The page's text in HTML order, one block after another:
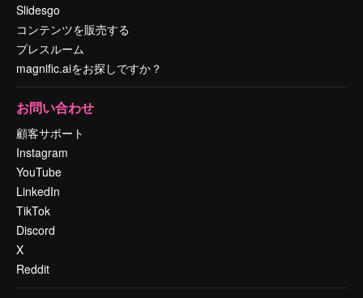
Slidesgo
コンテンツを販売する
プレスルーム
magnific.aiをお探しですか？
お問い合わせ
顧客サポート
Instagram
YouTube
LinkedIn
TikTok
Discord
X
Reddit